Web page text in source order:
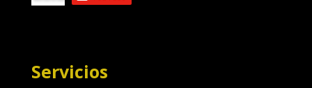
Servicios